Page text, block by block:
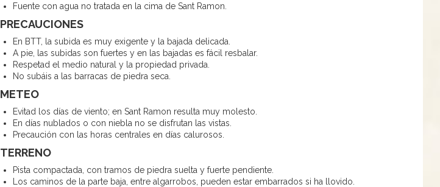
Fuente con agua no tratada en la cima de Sant Ramon.
PRECAUCIONES
En BTT, la subida es muy exigente y la bajada delicada.
A pie, las subidas son fuertes y en las bajadas es fácil resbalar.
Respetad el medio natural y la propiedad privada.
No subáis a las barracas de piedra seca.
METEO
Evitad los días de viento; en Sant Ramon resulta muy molesto.
En días nublados o con niebla no se disfrutan las vistas.
Precaución con las horas centrales en días calurosos.
TERRENO
Pista compactada, con tramos de piedra suelta y fuerte pendiente.
Los caminos de la parte baja, entre algarrobos, pueden estar embarrados si ha llovido.